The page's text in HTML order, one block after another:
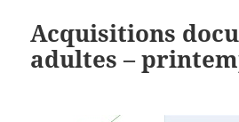
Acquisitions
adultes –